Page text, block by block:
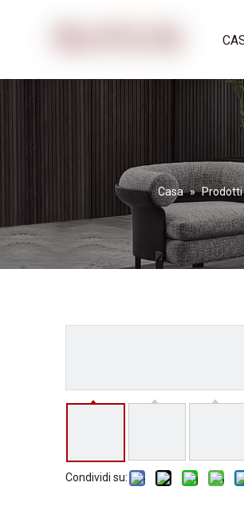
Casa » Prodotti
Condividi su: